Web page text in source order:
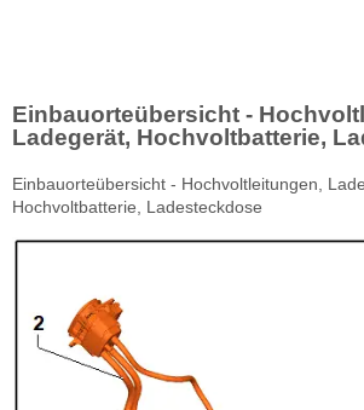
Einbauorteübersicht -
Ladegerät, Hochvoltbatterie,
Einbauorteübersicht - Hochvoltleitungen,
Hochvoltbatterie, Ladesteckdose